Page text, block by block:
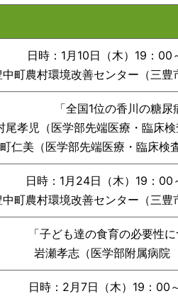
日時：1月10日（木）19：
町農村環境改善センター（三
「全国1位の香川の糖尿
尾孝児（医学部先端医療・臨床
仁美（医学部先端医療・臨床
日時：1月24日（木）19：
町農村環境改善センター（三
「子ども達の食育の必要性
岩瀬孝志（医学部附属病
日時：2月7日（木）19：00